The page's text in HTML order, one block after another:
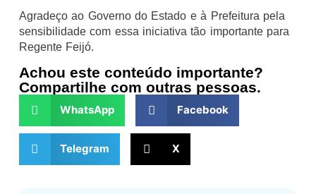
Agradeço ao Governo do Estado e à Prefeitura pela
sensibilidade com essa iniciativa tão importante para
Regente Feijó.
Achou este conteúdo importante?
Compartilhe com outras pessoas.
WhatsApp Facebook
Telegram X